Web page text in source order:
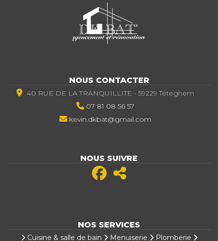
NOUS CONTACTER
40 RUE DE LA TRANQUILLITE - 59229 Téteghem
07 81 08 56 57
kevin.dkbat@gmail.com
NOUS SUIVRE
NOS SERVICES
Cuisine & salle de bain Menuiserie Plomberie